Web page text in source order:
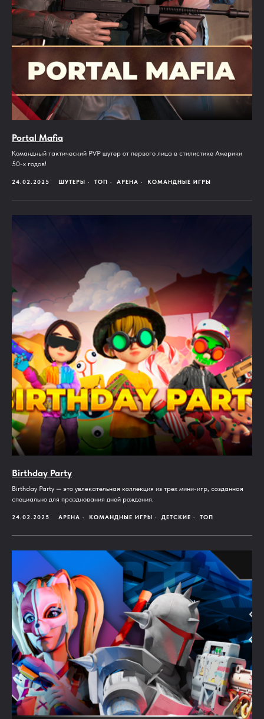
Portal Mafia
Командный тактический PVP шутер от первого лица в стилистике Америки
50-х годов!
24.02.2025 ШУТЕРЫ ТОП АРЕНА КОМАНДНЫЕ ИГРЫ
Birthday Party
Birthday Party — это увлекательная коллекция из трех мини-игр, созданная
специально для празднования дней рождения.
24.02.2025 АРЕНА КОМАНДНЫЕ ИГРЫ ДЕТСКИЕ ТОП